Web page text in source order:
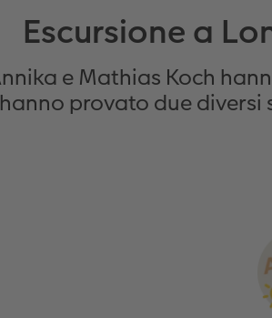
Escursione a
e Mathias Koch
hanno provato due diversi